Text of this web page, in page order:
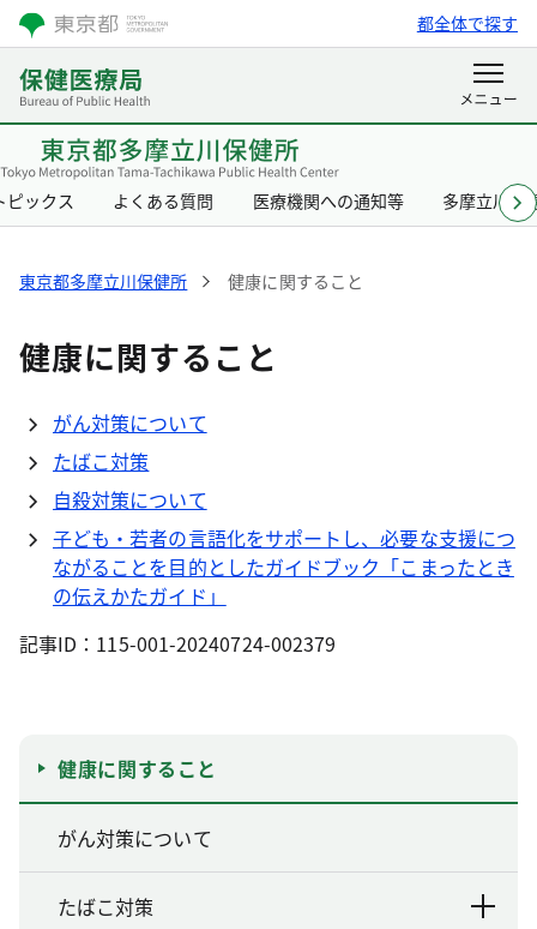
都全体で探す
ピックス よくある質問 医療機関への通知等 多摩立川保
東京都多摩立川保健所 健康に関すること
健康に関すること
がん対策について
たばこ対策
自殺対策について
子ども・若者の言語化をサポートし、必要な支援につ
ながることを目的としたガイドブック「こまったとき
の伝えかたガイド」
記事ID：115-001-20240724-002379
健康に関すること
がん対策について
たばこ対策